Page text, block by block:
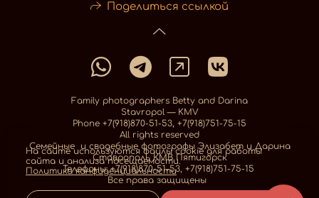
Поделиться ссылкой
Family photographers Betty and Darina
Stavropol — KMV
Phone +7(918)870-51-53, +7(918)751-75-15
All rights reserved
Семейные и свадебные фотографы Элизабет и Дарина
Ставрополь КМВ Пятигорск
Телефоны: +7(918)870-51-53, +7(918)751-75-15
Все права защищены
На сайте используются файлы cookie для работы
сайта и анализа посещаемости.
Политика конфиденциальности